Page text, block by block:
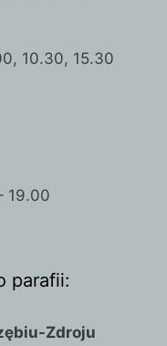
10.30, 15.30
19.00
parafii:
Zdroju